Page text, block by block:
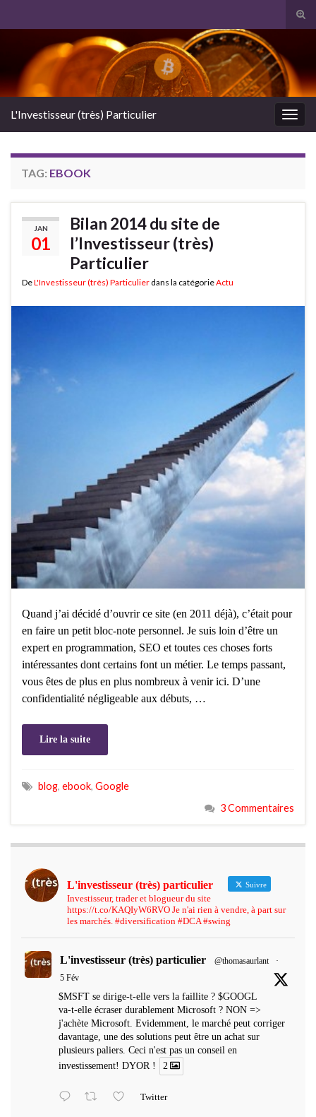
Search for:
L'Investisseur (très) Particulier
TAG: EBOOK
JAN
01
Bilan 2014 du site de
l’Investisseur (très)
Particulier
DeL'Investisseur (très) Particulier dans la catégorieActu
Quand j’ai décidé d’ouvrir ce site (en 2011 déjà), c’était pour
en faire un petit bloc-note personnel. Je suis loin d’être un
expert en programmation, SEO et toutes ces choses forts
intéressantes dont certains font un métier. Le temps passant,
vous êtes de plus en plus nombreux à venir ici. D’une
confidentialité négligeable aux débuts, …
Lire la suite
blog, ebook, Google
3 Commentaires
L'investisseur (très) particulier Suivre
Investisseur, trader et blogueur du site
https://t.co/KAQIyW6RVO Je n'ai rien à vendre, à part sur
les marchés. #diversification #DCA #swing
L'investisseur (très) particulier @thomasaurlant
·
5 Fév
$MSFT se dirige-t-elle vers la faillite ? $GOOGL
va-t-elle écraser durablement Microsoft ? NON =>
j'achète Microsoft. Evidemment, le marché peut corriger
davantage, une des solutions peut être un achat sur
plusieurs paliers. Ceci n'est pas un conseil en
investissement! DYOR !
2
Twitter